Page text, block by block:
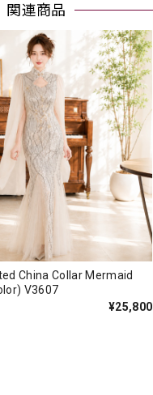
関連商品
China Collar Mermaid
Long Dress(2color) V3607
¥25,800